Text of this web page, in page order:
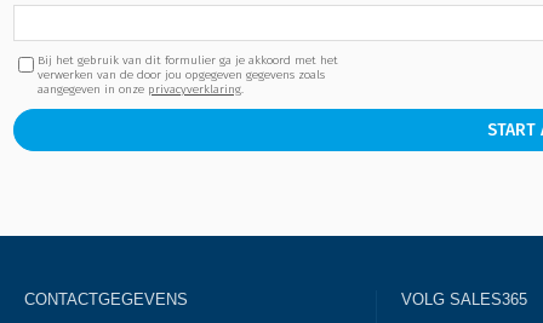
Bij het gebruik van dit formulier ga je akkoord met het
verwerken van de door jou opgegeven gegevens zoals
aangegeven in onze privacyverklaring.
START
CONTACTGEGEVENS
VOLG SALES365